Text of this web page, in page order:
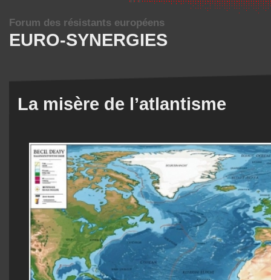
EURO-SYNERGIES
Forum des résistants européens
La misère de l’atlantisme